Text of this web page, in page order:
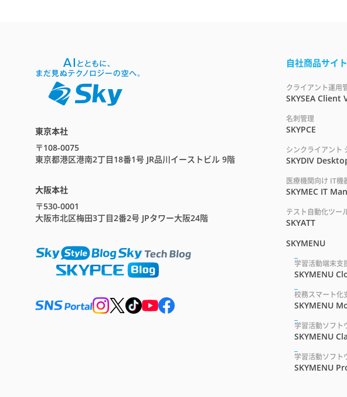
東京本社
〒108-0075
東京都港区港南2丁目18番1号 JR品川イーストビル 9階
大阪本社
〒530-0001
大阪市北区梅田3丁目2番2号 JPタワー大阪24階
自社商品サイト
クライアント運用
SKYSEA Client
名刺管理
SKYPCE
シンクライアント
SKYDIV
医療機関向け IT機
SKYMEC IT
テスト自動化ツー
SKYATT
SKYMENU
学習活動端末支
SKYMENU
校務スマート化
SKYMENU
学習活動ソフト
SKYMENU
学習活動ソフト
SKYMENU